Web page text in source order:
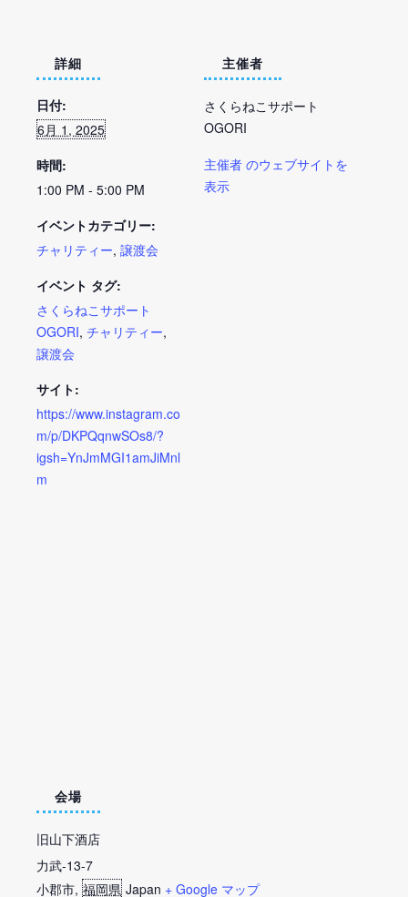
詳細
日付:
6月 1, 2025
時間:
1:00 PM - 5:00 PM
イベントカテゴリー:
チャリティー, 譲渡会
イベント タグ:
さくらねこサポート
OGORI, チャリティー,
譲渡会
サイト:
https://www.instagram.co
m/p/DKPQqnwSOs8/?
igsh=YnJmMGI1amJiMnl
m
主催者
さくらねこサポート
OGORI
主催者 のウェブサイトを
表示
会場
旧山下酒店
力武-13-7
小郡市, 福岡県 Japan + Google マップ